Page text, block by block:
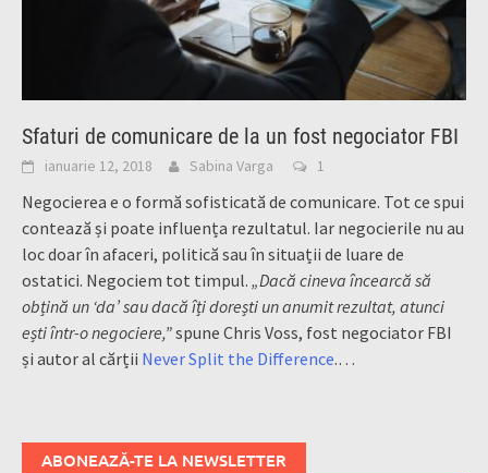
Sfaturi de comunicare de la un fost negociator FBI
ianuarie 12, 2018 Sabina Varga 1
Negocierea e o formă sofisticată de comunicare. Tot ce spui
contează și poate influența rezultatul. Iar negocierile nu au
loc doar în afaceri, politică sau în situații de luare de
ostatici. Negociem tot timpul. „Dacă cineva încearcă să
obțină un ‘da’ sau dacă îți dorești un anumit rezultat, atunci
ești într-o negociere,”spune Chris Voss, fost negociator FBI
și autor al cărții Never Split the Difference.…
ABONEAZĂ-TE LA NEWSLETTER